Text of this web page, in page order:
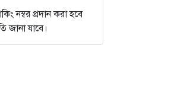
নম্বর প্রদান করা হবে
জানা যাবে।